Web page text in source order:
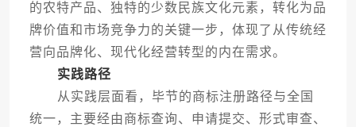
的农特产品、独特的少数民族文化元素，转化为品
牌价值和市场竞争力的关键一步，体现了从传统经
营向品牌化、现代化经营转型的内在需求。
实践路径
从实践层面看，毕节的商标注册路径与全国
统一，主要经由商标查询、申请提交、形式审查、